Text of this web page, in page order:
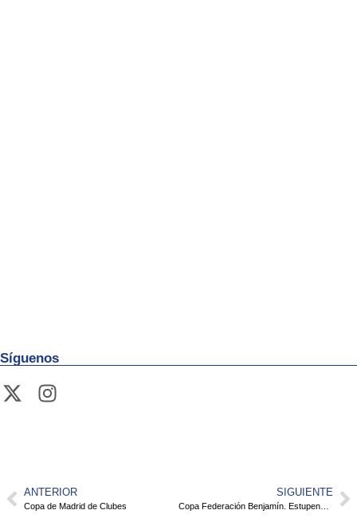
Síguenos
ANTERIOR
Copa de Madrid de Clubes
SIGUIENTE
Copa Federación Benjamín. Estupenda competición de nuestros nadadores